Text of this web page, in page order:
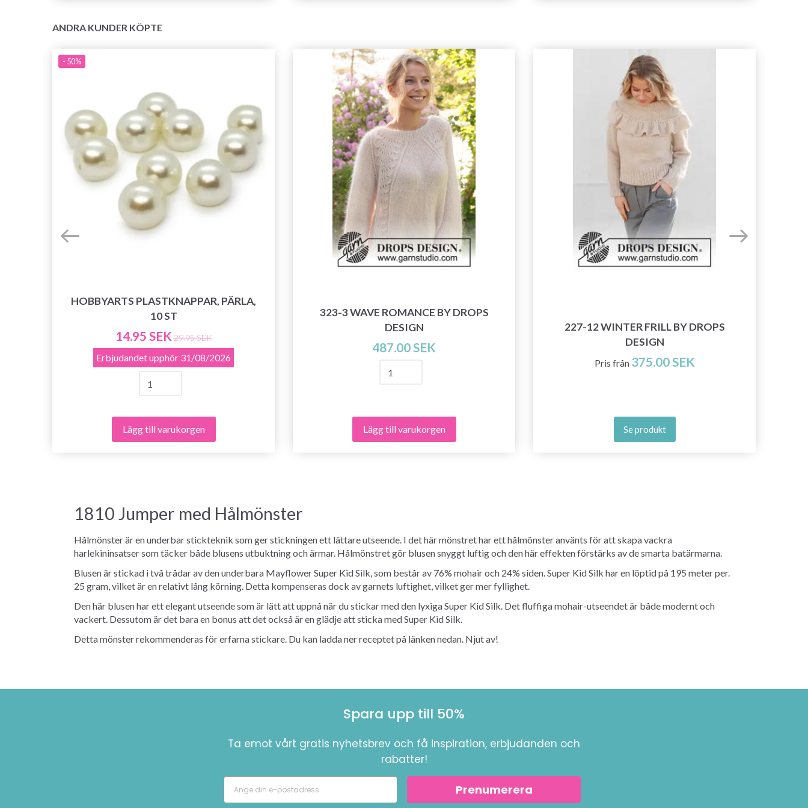
ANDRA KUNDER KÖPTE
- 50%
HOBBYARTS PLASTKNAPPAR, PÄRLA,
10 ST
14.95 SEK 29.95 SEK
Erbjudandet upphör 31/08/2026
Lägg till varukorgen
323-3 WAVE ROMANCE BY DROPS
DESIGN
487.00 SEK
Lägg till varukorgen
227-12 WINTER FRILL BY DROPS
DESIGN
Pris från 375.00 SEK
Se produkt
1810 Jumper med Hålmönster
Hålmönster är en underbar stickteknik som ger stickningen ett lättare utseende. I det här mönstret har ett hålmönster använts för att skapa vackra
harlekininsatser som täcker både blusens utbuktning och ärmar. Hålmönstret gör blusen snyggt luftig och den här effekten förstärks av de smarta batärmarna.
Blusen är stickad i två trådar av den underbara Mayflower Super Kid Silk, som består av 76% mohair och 24% siden. Super Kid Silk har en löptid på 195 meter per.
25 gram, vilket är en relativt lång körning. Detta kompenseras dock av garnets luftighet, vilket ger mer fyllighet.
Den här blusen har ett elegant utseende som är lätt att uppnå när du stickar med den lyxiga Super Kid Silk. Det fluffiga mohair-utseendet är både modernt och
vackert. Dessutom är det bara en bonus att det också är en glädje att sticka med Super Kid Silk.
Detta mönster rekommenderas för erfarna stickare. Du kan ladda ner receptet på länken nedan. Njut av!
Spara upp till 50%
Ta emot vårt gratis nyhetsbrev och få inspiration, erbjudanden och
rabatter!
Prenumerera
Nej tack